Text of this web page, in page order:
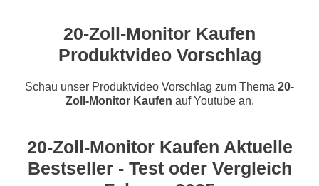
20-Zoll-Monitor Kaufen
Produktvideo Vorschlag
Schau unser Produktvideo Vorschlag zum Thema 20-
Zoll-Monitor Kaufen auf Youtube an.
20-Zoll-Monitor Kaufen Aktuelle
Bestseller - Test oder Vergleich